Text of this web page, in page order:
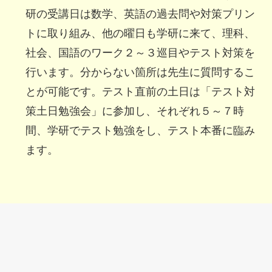
研の受講日は数学、英語の過去問や対策プリン
トに取り組み、他の曜日も学研に来て、理科、
社会、国語のワーク２～３巡目やテスト対策を
行います。分からない箇所は先生に質問するこ
とが可能です。テスト直前の土日は「テスト対
策土日勉強会」に参加し、それぞれ５～７時
間、学研でテスト勉強をし、テスト本番に臨み
ます。